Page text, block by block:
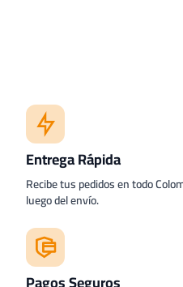
Entrega Rápida
Recibe tus pedidos en todo
luego del envío.